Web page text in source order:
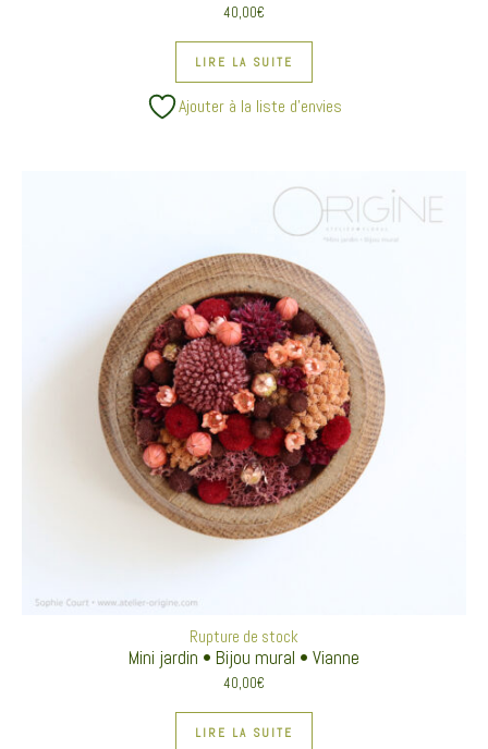
40,00€
LIRE LA SUITE
Ajouter à la liste d’envies
Rupture de stock
Mini jardin • Bijou mural • Vianne
40,00€
LIRE LA SUITE